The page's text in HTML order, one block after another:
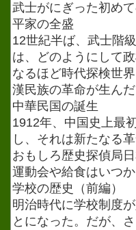
武士がにぎった初め
平家の全盛
12世紀半ば、武士階
は、どのようにして
なるほど時代探検世界
漢民族の革命が生ん
中華民国の誕生
1912年、中国史上最
し、それは新たなる
おもしろ歴史探偵局
運動会や給食はいつ
学校の歴史（前編）
明治時代に学校制度
とになった。だが、